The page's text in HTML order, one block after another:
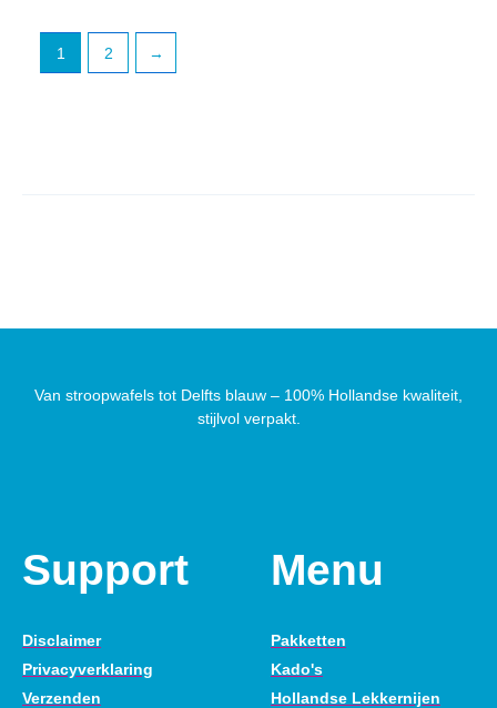
1 2 →
Van stroopwafels tot Delfts blauw – 100% Hollandse kwaliteit,
stijlvol verpakt.
Support
Disclaimer
Privacyverklaring
Verzenden
Menu
Pakketten
Kado's
Hollandse Lekkernijen